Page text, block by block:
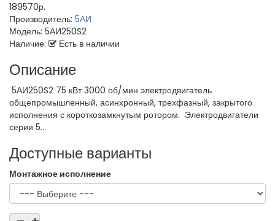
189570р.
Производитель: 5АИ
Модель: 5АИ250S2
Наличие:
Есть в наличии
Описание
5АИ250S2 75 кВт 3000 об/мин электродвигатель
общепромышленный, асинхронный, трехфазный, закрытого
исполнения с короткозамкнутым ротором. Электродвигатели
серии 5...
Доступные варианты
Монтажное исполнение